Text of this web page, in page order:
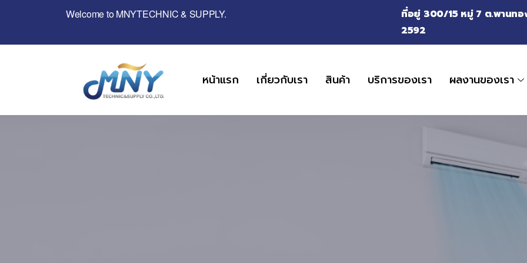
Welcome to MNYTECHNIC & SUPPLY.
ที่อยู่ 300/15 หมู่ 7 ต.พานท
2592
หน้าแรก เกี่ยวกับเรา สินค้า บริการของเรา ผลงานของเรา